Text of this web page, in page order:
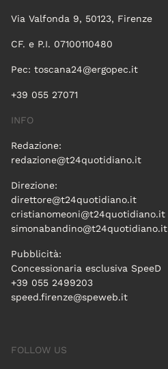
Via Valfonda 9, 50123, Firenze
CF. e P.I. 07100110480
Pec: toscana24@ergopec.it
+39 055 27071
INFO
Redazione:
redazione@t24quotidiano.it
Direzione:
direttore@t24quotidiano.it
cristianomeoni@t24quotidiano.it
simonabandino@t24quotidiano.it
Pubblicità:
Concessionaria esclusiva SpeeD
+39 055 2499203
speed.firenze@speweb.it
FOLLOW US